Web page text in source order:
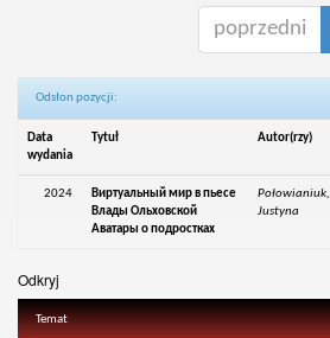
poprzedni
Odsłon pozycji:
Data
wydania
Tytuł Autor(rzy)
2024
Виртуальный мир в пьесе
Влады Ольховской
Аватары о подростках
Połowianiuk,
Justyna
Odkryj
Temat